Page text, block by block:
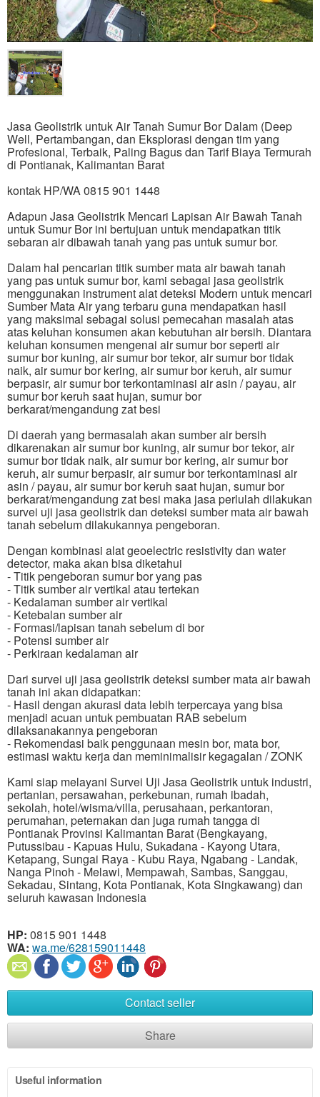
Jasa Geolistrik untuk Air Tanah Sumur Bor Dalam (Deep
Well, Pertambangan, dan Eksplorasi dengan tim yang
Profesional, Terbaik, Paling Bagus dan Tarif Biaya Termurah
di Pontianak, Kalimantan Barat
kontak HP/WA 0815 901 1448
Adapun Jasa Geolistrik Mencari Lapisan Air Bawah Tanah
untuk Sumur Bor ini bertujuan untuk mendapatkan titik
sebaran air dibawah tanah yang pas untuk sumur bor.
Dalam hal pencarian titik sumber mata air bawah tanah
yang pas untuk sumur bor, kami sebagai jasa geolistrik
menggunakan instrument alat deteksi Modern untuk mencari
Sumber Mata Air yang terbaru guna mendapatkan hasil
yang maksimal sebagai solusi pemecahan masalah atas
atas keluhan konsumen akan kebutuhan air bersih. Diantara
keluhan konsumen mengenai air sumur bor seperti air
sumur bor kuning, air sumur bor tekor, air sumur bor tidak
naik, air sumur bor kering, air sumur bor keruh, air sumur
berpasir, air sumur bor terkontaminasi air asin / payau, air
sumur bor keruh saat hujan, sumur bor
berkarat/mengandung zat besi
Di daerah yang bermasalah akan sumber air bersih
dikarenakan air sumur bor kuning, air sumur bor tekor, air
sumur bor tidak naik, air sumur bor kering, air sumur bor
keruh, air sumur berpasir, air sumur bor terkontaminasi air
asin / payau, air sumur bor keruh saat hujan, sumur bor
berkarat/mengandung zat besi maka jasa perlulah dilakukan
survei uji jasa geolistrik dan deteksi sumber mata air bawah
tanah sebelum dilakukannya pengeboran.
Dengan kombinasi alat geoelectric resistivity dan water
detector, maka akan bisa diketahui
- Titik pengeboran sumur bor yang pas
- Titik sumber air vertikal atau tertekan
- Kedalaman sumber air vertikal
- Ketebalan sumber air
- Formasi/lapisan tanah sebelum di bor
- Potensi sumber air
- Perkiraan kedalaman air
Dari survei uji jasa geolistrik deteksi sumber mata air bawah
tanah ini akan didapatkan:
- Hasil dengan akurasi data lebih terpercaya yang bisa
menjadi acuan untuk pembuatan RAB sebelum
dilaksanakannya pengeboran
- Rekomendasi baik penggunaan mesin bor, mata bor,
estimasi waktu kerja dan meminimalisir kegagalan / ZONK
Kami siap melayani Survei Uji Jasa Geolistrik untuk industri,
pertanian, persawahan, perkebunan, rumah ibadah,
sekolah, hotel/wisma/villa, perusahaan, perkantoran,
perumahan, peternakan dan juga rumah tangga di
Pontianak Provinsi Kalimantan Barat (Bengkayang,
Putussibau - Kapuas Hulu, Sukadana - Kayong Utara,
Ketapang, Sungai Raya - Kubu Raya, Ngabang - Landak,
Nanga Pinoh - Melawi, Mempawah, Sambas, Sanggau,
Sekadau, Sintang, Kota Pontianak, Kota Singkawang) dan
seluruh kawasan Indonesia
HP: 0815 901 1448
WA: wa.me/628159011448
Contact seller
Share
Useful information